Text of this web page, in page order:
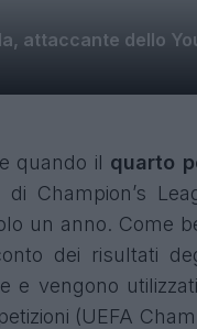
attaccante dello
quando il quarto
di Champion’s
un anno. Come
dei risultati
e vengono
(UEFA